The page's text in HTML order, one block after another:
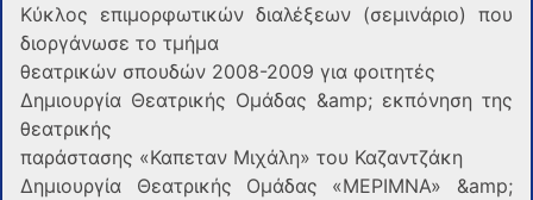
Κύκλος επιμορφωτικών διαλέξεων (σεμινάριο) που
διοργάνωσε το τμήμα
θεατρικών σπουδών 2008-2009 για φοιτητές
Δημιουργία Θεατρικής Ομάδας &amp; εκπόνηση της
θεατρικής
παράστασης «Καπεταν Μιχάλη» του Καζαντζάκη
Δημιουργία Θεατρικής Ομάδας «ΜΕΡΙΜΝΑ» &amp;